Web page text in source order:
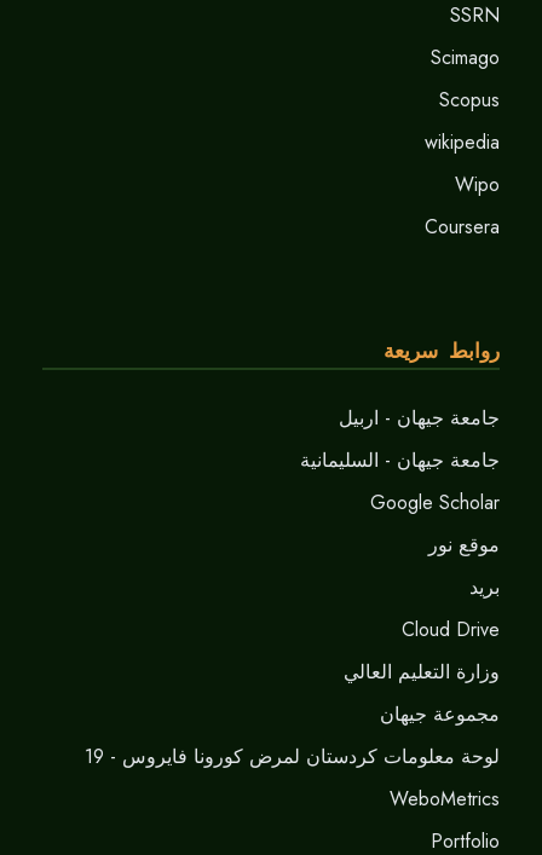
SSRN
Scimago
Scopus
wikipedia
Wipo
Coursera
روابط سريعة
جامعة جيهان - اربيل
جامعة جيهان - السليمانية
Google Scholar
موقع نور
برید
Cloud Drive
وزارة التعليم العالي
مجموعة جيهان
لوحة معلومات كردستان لمرض كورونا فايروس - 19
WeboMetrics
Portfolio